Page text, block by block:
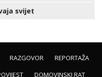
svijet
RAZGOVOR
REPORTAŽA
DOMOVINSKI RAT